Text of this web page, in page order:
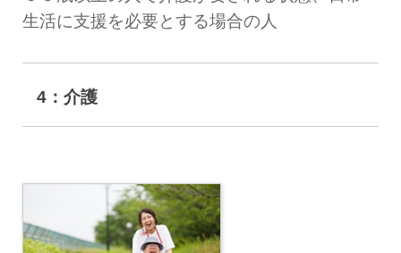
生活に支援を必要とする場合の人
4：介護